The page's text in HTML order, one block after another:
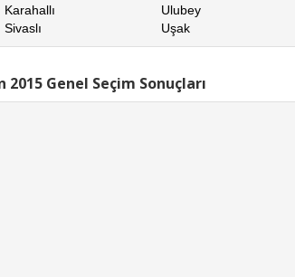
Karahallı
Sivaslı
Ulubey
Uşak
Genel Seçim Sonuçları